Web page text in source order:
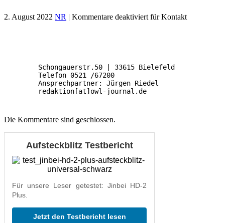
2. August 2022 NR | Kommentare deaktiviert für Kontakt
Schongauerstr.50 | 33615 Bielefeld
Telefon 0521 /67200
Ansprechpartner: Jürgen Riedel
redaktion[at]owl-journal.de
Die Kommentare sind geschlossen.
Aufsteckblitz Testbericht
Für unsere Leser getestet: Jinbei HD-2
Plus.
Jetzt den Testbericht lesen